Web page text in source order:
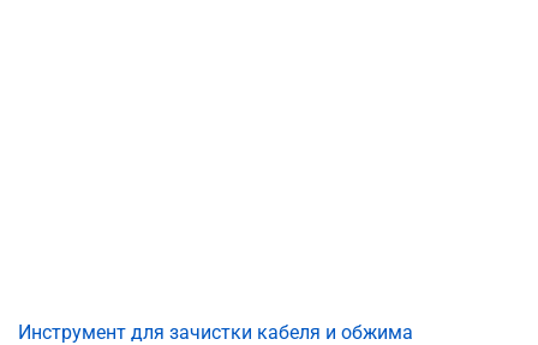
Инструмент для зачистки кабеля и обжима